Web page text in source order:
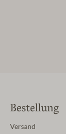
Bestellung
Versand